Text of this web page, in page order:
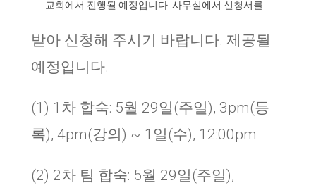
교회에서 진행될 예정입니다 사무실에서 신청서를
받아 신청해 주시기 바랍니다. 제공될
예정입니다.
(1) 1차 합숙: 5월 29일(주일), 3pm(등
록), 4pm(강의) ~ 1일(수), 12:00pm
(2) 2차 팀 합숙: 5월 29일(주일),